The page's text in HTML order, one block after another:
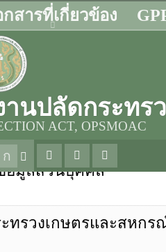
กสารที่เกี่ยวข้อง
นปลัดกระทร
ACT, OPSMOAC
ก
นวทาง
RESET
4 รายการ
อมูลส่วนบุคคล
ทรวงเกษตรและสหกร